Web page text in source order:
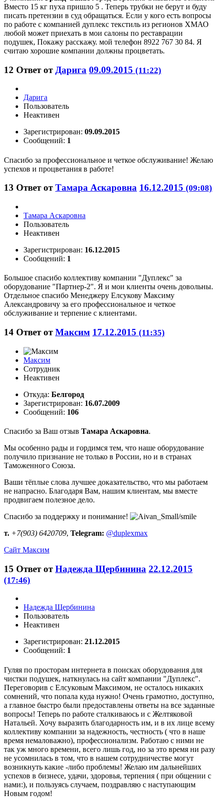
Вместо 15 кг пуха пришло 5 . Теперь трубки не берут и буду
писать претензии в суд обращаться. Если у кого есть вопросы
по работе с компанией дуплекс текстиль из регионов ХМАО
любой может приехать в мои салоны по реставрации
подушек, Покажу расскажу. мой телефон 8922 767 30 84. Я
считаю хорошие компании должны процветать.
12 Ответ от Дарига 09.09.2015 (11:22)
Дарига
Пользователь
Неактивен
Зарегистрирован: 09.09.2015
Сообщений: 1
Спасибо за профессиональное и четкое обслуживание! Желаю
успехов и процветания в работе!
13 Ответ отТамара Аскаровна 16.12.2015 (09:08)
Тамара Аскаровна
Пользователь
Неактивен
Зарегистрирован: 16.12.2015
Сообщений: 1
Большое спасибо коллективу компании "Дуплекс" за
оборудование "Партнер-2". Я и мои клиенты очень довольны.
Отдельное спасибо Менеджеру Елсукову Максиму
Александровичу за его профессиональное и четкое
обслуживание и терпение с клиентами.
14 Ответ отМаксим 17.12.2015 (11:35)
Максим
Сотрудник
Неактивен
Откуда: Белгород
Зарегистрирован: 16.07.2009
Сообщений: 106
Спасибо за Ваш отзыв Тамара Аскаровна.
Мы особенно рады и гордимся тем, что наше оборудование
получило признание не только в России, но и в странах
Таможенного Союза.
Ваши тёплые слова лучшее доказательство, что мы работаем
не напрасно. Благодаря Вам, нашим клиентам, мы вместе
продвигаем полезное дело.
Спасибо за поддержку и понимание!
т. +7(903) 6420709, Telegram: @duplexmax
Сайт Максим
15 Ответ отНадежда Щербинина 22.12.2015
(17:46)
Надежда Щербинина
Пользователь
Неактивен
Зарегистрирован: 21.12.2015
Сообщений: 1
Гуляя по просторам интернета в поисках оборудования для
чистки подушек, наткнулась на сайт компании "Дуплекс".
Переговорив с Елсуковым Максимом, не осталось никаких
сомнений, что попала куда нужно! Очень грамотно, доступно,
а главное быстро были предоставлены ответы на все заданные
вопросы! Теперь по работе сталкиваюсь и с Желтяковой
Натальей. Хочу выразить благодарность им, и в их лице всему
коллективу компании за надежность, честность ( что в наше
время немаловажно), профессионализм. Работаю с ними не
так уж много времени, всего лишь год, но за это время ни разу
не усомнилась в том, что в нашем сотрудничестве могут
возникнуть какие -либо проблемы! Желаю им дальнейших
успехов в бизнесе, удачи, здоровья, терпения ( при общении с
нами:), и пользуясь случаем, поздравляю с наступающим
Новым годом!